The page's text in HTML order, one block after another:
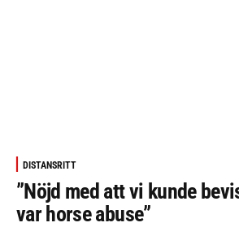
DISTANSRITT
”Nöjd med att vi kunde
var horse abuse”